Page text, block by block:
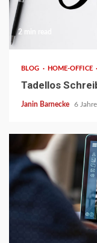
2 min read
BLOG HOME-OFFICE
Tadellos
Janin Barnecke 6